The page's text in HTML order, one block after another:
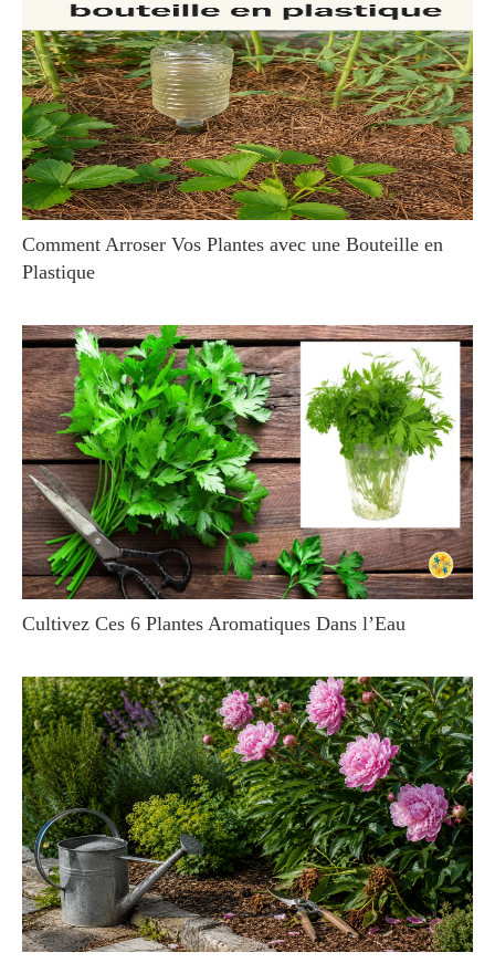
Comment Arroser Vos Plantes avec une Bouteille en
Plastique
Cultivez Ces 6 Plantes Aromatiques Dans l’Eau